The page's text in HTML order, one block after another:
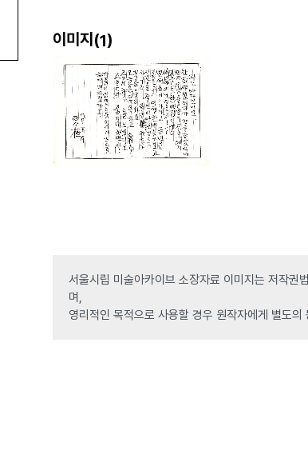
이미지(1)
서울시립 미술아카이브 소장자료 이미지는 저작권
며,
영리적인 목적으로 사용할 경우 원작자에게 별도